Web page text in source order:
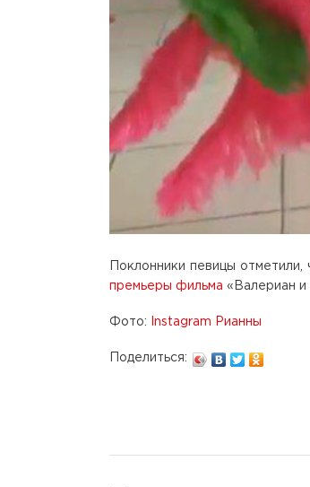
Поклонники певицы
премьеры фильма «Валериан и
Фото: Instagram Рианны
Поделиться: